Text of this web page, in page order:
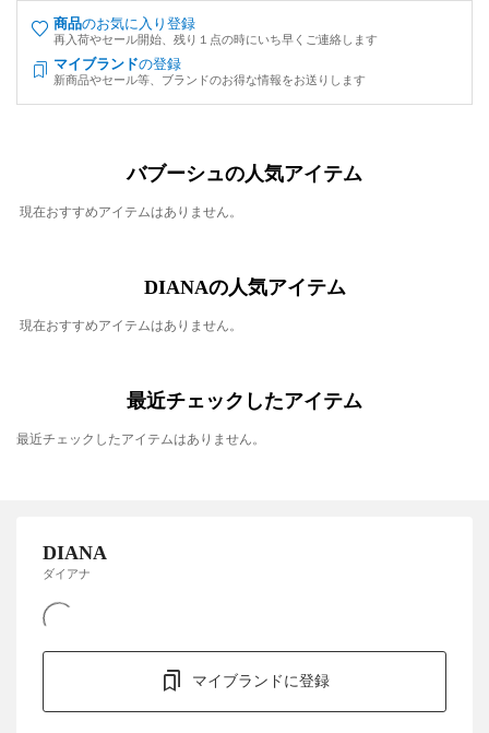
商品のお気に入り登録
再入荷やセール開始、残り１点の時にいち早くご連絡します
マイブランドの登録
新商品やセール等、ブランドのお得な情報をお送りします
バブーシュの人気アイテム
現在おすすめアイテムはありません。
DIANAの人気アイテム
現在おすすめアイテムはありません。
最近チェックしたアイテム
最近チェックしたアイテムはありません。
DIANA
ダイアナ
マイブランドに登録